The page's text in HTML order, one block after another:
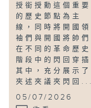
授銜授勳這個重要
的歷史節點為主
線，同時將開國領
袖們與開國將帥們
在不同的革命歷史
階段中的閃回穿插
其中，充分展示了
夾述夾議夾閃回...
05/07/2026